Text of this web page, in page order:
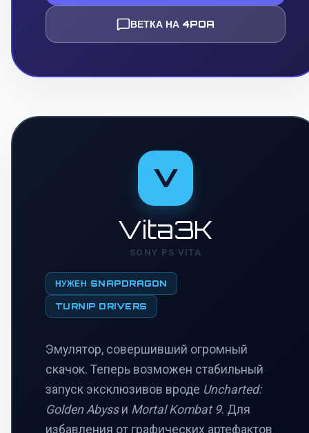
ВЕТКА НА 4PDA
V
Vita3K
SONY PS VITA
НУЖЕН SNAPDRAGON
TURNIP DRIVERS
Эмулятор, совершивший огромный
скачок. Теперь возможен стабильный
запуск эксклюзивов вроде Uncharted:
Golden Abyssи Mortal Kombat 9. Для
избавления от графических артефактов